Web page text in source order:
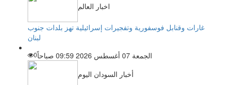
اخبار العالم
غارات وقنابل فوسفورية وتفجيرات إسرائيلية تهز بلدات جنوب
لبنان
الجمعة 07 أغسطس 2026 09:59 صباحاً
0
أخبار السودان اليوم